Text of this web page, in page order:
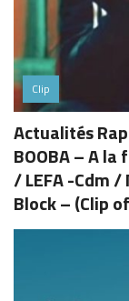
Clip
Actualités
BOOBA – A la
/ LEFA -Cdm /
Block – (Clip